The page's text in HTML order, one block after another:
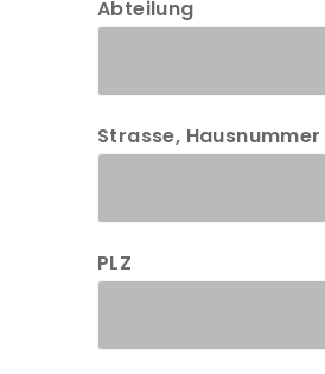
Abteilung
Strasse, Hausnummer
PLZ